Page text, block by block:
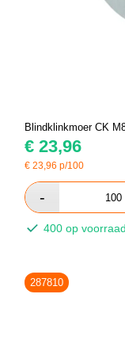
Blindklinkmoer CK
€ 23,96
€23,96 p/100
400 op voorraad
287810